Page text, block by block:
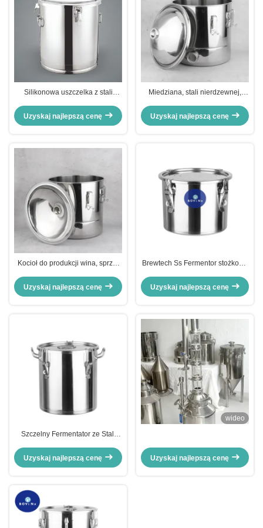
Silikonowa uszczelka z stali
stożkowy fermentator
Uzyskaj najlepszą cenę
Miedziana, stali nierdzewnej,
destylacyjna
Uzyskaj najlepszą cenę
Kocioł do produkcji wina, sprzęt
domowego, stal nierdzewna
Uzyskaj najlepszą cenę
Brewtech Ss Fermentor stożkowy
Brewmaster do piwa
Uzyskaj najlepszą cenę
Szczelny Fermentator ze Stali
Warzenia Piwa 1bbl Brite Tank
Uzyskaj najlepszą cenę
wideo
Uzyskaj najlepszą cenę